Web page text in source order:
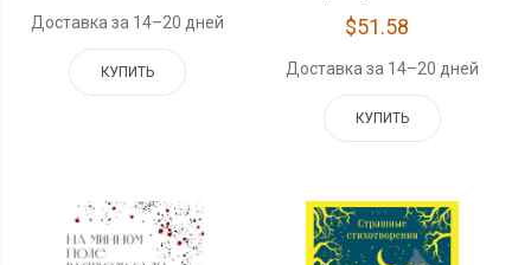
Доставка за 14–20 дней
КУПИТЬ
$51.58
Доставка за 14–20 дней
КУПИТЬ